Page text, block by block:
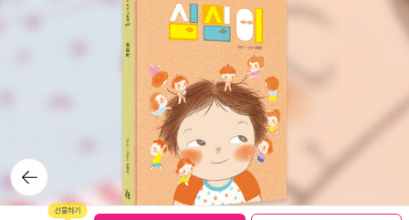
뒤로가
기